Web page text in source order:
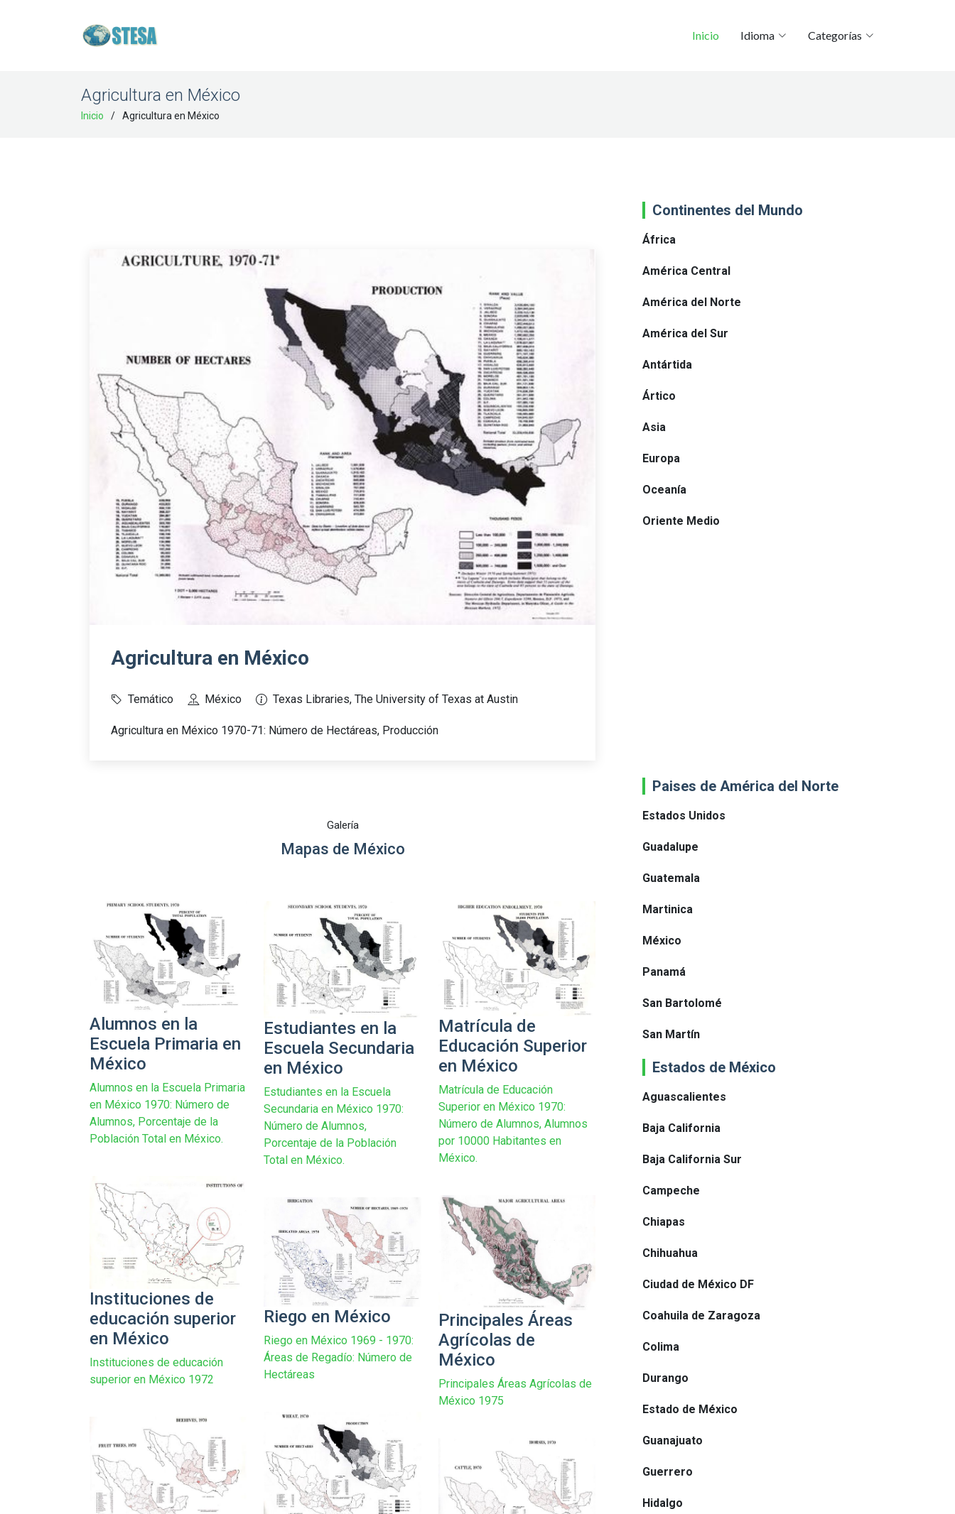
Inicio Idioma Categorías
Agricultura en México
Inicio Agricultura en México
Agricultura en México
Temático México Texas Libraries, The University of Texas at Austin
Agricultura en México 1970-71: Número de Hectáreas, Producción
Galería
Mapas de México
Alumnos en la
Escuela Primaria en
México
Alumnos en la Escuela Primaria
en México 1970: Número de
Alumnos, Porcentaje de la
Población Total en México.
Estudiantes en la
Escuela Secundaria
en México
Estudiantes en la Escuela
Secundaria en México 1970:
Número de Alumnos,
Porcentaje de la Población
Total en México.
Matrícula de
Educación Superior
en México
Matrícula de Educación
Superior en México 1970:
Número de Alumnos, Alumnos
por 10000 Habitantes en
México.
Instituciones de
educación superior
en México
Instituciones de educación
superior en México 1972
Principales Áreas
Agrícolas de
México
Principales Áreas Agrícolas de
México 1975
Riego en México
Riego en México 1969 - 1970:
Áreas de Regadío: Número de
Hectáreas
Continentes del Mundo
África
América Central
América del Norte
América del Sur
Antártida
Ártico
Asia
Europa
Oceanía
Oriente Medio
Paises de América del Norte
Estados Unidos
Guadalupe
Guatemala
Martinica
México
Panamá
San Bartolomé
San Martín
Estados de México
Aguascalientes
Baja California
Baja California Sur
Campeche
Chiapas
Chihuahua
Ciudad de México DF
Coahuila de Zaragoza
Colima
Durango
Estado de México
Guanajuato
Guerrero
Hidalgo